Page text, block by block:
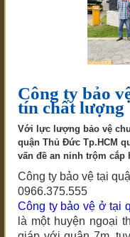
Công ty bảo
tín chất lượng
Với lực lượng bảo vệ
quận Thủ Đức Tp.HCM
vấn đề an ninh trộm cắp
Công ty bảo vệ tại
0966.375.555
Công ty bảo vệ ởtại
là một huyện ngoại